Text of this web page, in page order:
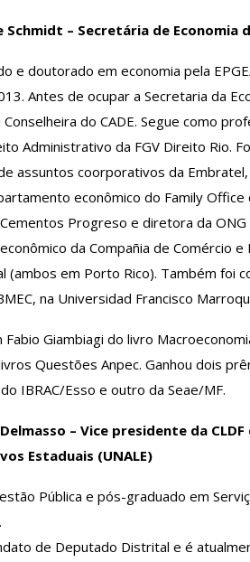
Schmidt – Secretária de Economia
e doutorado em economia pela
Antes de ocupar a Secretaria da
do CADE. Segue como
Administrativo da FGV Direito Rio.
assuntos coorporativos da
econômico do Family
Progreso e diretora da
da Compañia de Comércio
(ambos em Porto Rico). Também foi
na Universidad Francisco
Fabio Giambiagi do livro
Questões Anpec. Ganhou dois
IBRAC/Esso e outro da Seae/MF.
– Vice presidente da
Estaduais (UNALE)
Pública e pós-graduado em
de Deputado Distrital e é
O Futuro Da Nossa
Debate
Comunicacao 23 jun, 2026